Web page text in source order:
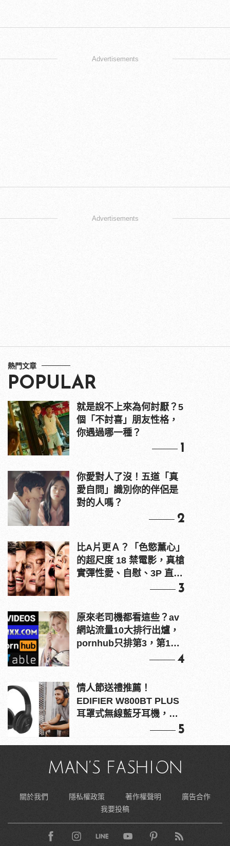
Advertisements
Advertisements
熱門文章
POPULAR
就是說不上來為何討厭？5
個「不討喜」朋友性格，
你遇過哪一種？
1
你愛對人了沒！五道「真
愛自問」識別你的伴侶是
對的人嗎？
2
比A片更Ａ？「色慾薰心」
的超尺度 18 禁電影，真槍
實彈性愛、自慰、3P 直接
3
原來老司機都看這些？av
網站流量10大排行出爐，
pornhub只排第3，第1名
4
情人節送禮推薦！
EDIFIER W800BT PLUS
耳罩式無線藍牙耳機，在
5
關於我們 隱私權政策 著作權聲明
廣告合作
我要投稿